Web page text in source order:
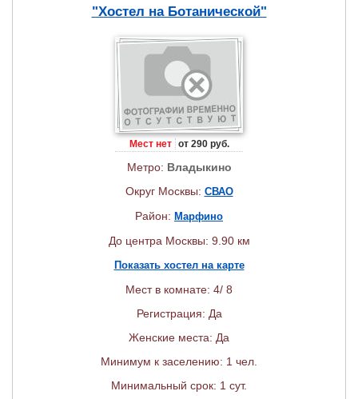
"Хостел на Ботанической"
Мест нет от 290 руб.
Метро: Владыкино
Округ Москвы: СВАО
Район: Марфино
До центра Москвы: 9.90 км
Показать хостел на карте
Мест в комнате: 4/ 8
Регистрация: Да
Женские места: Да
Минимум к заселению: 1 чел.
Минимальный срок: 1 сут.